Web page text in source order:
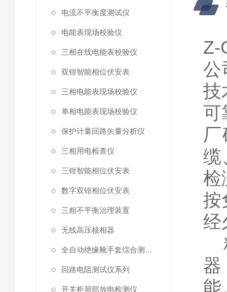
电流不平衡度测试仪
电能表现场校验仪
三相在线电能表校验仪
双钳智能相位伏安表
三相电能表现场校验仪
单相电能表现场校验仪
保护计量回路矢量分析仪
三相用电检查仪
三钳智能相位伏安表
数字双钳相位伏安表
三相不平衡治理装置
无线高压核相器
全自动绝缘靴手套综合测试仪
回路电阻测试仪系列
开关柜局部放电检测仪
Z-
公
技
可
缆
检
按
经
器
能